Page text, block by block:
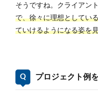
そうですね。クライアン
で、徐々に理想としてい
ていけるようになる姿を
プロジェクト例